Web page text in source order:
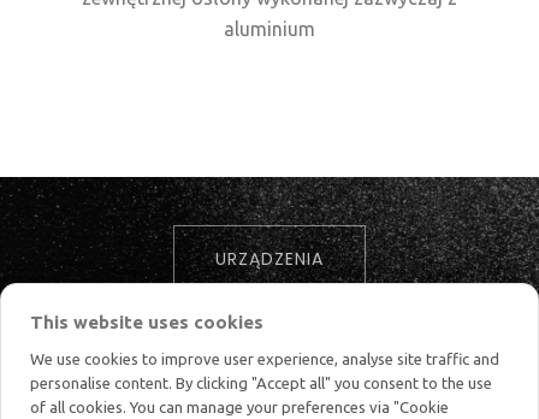
aluminium
URZĄDZENIA
This website uses cookies
We use cookies to improve user experience, analyse site traffic and
personalise content. By clicking "Accept all" you consent to the use
of all cookies. You can manage your preferences via "Cookie